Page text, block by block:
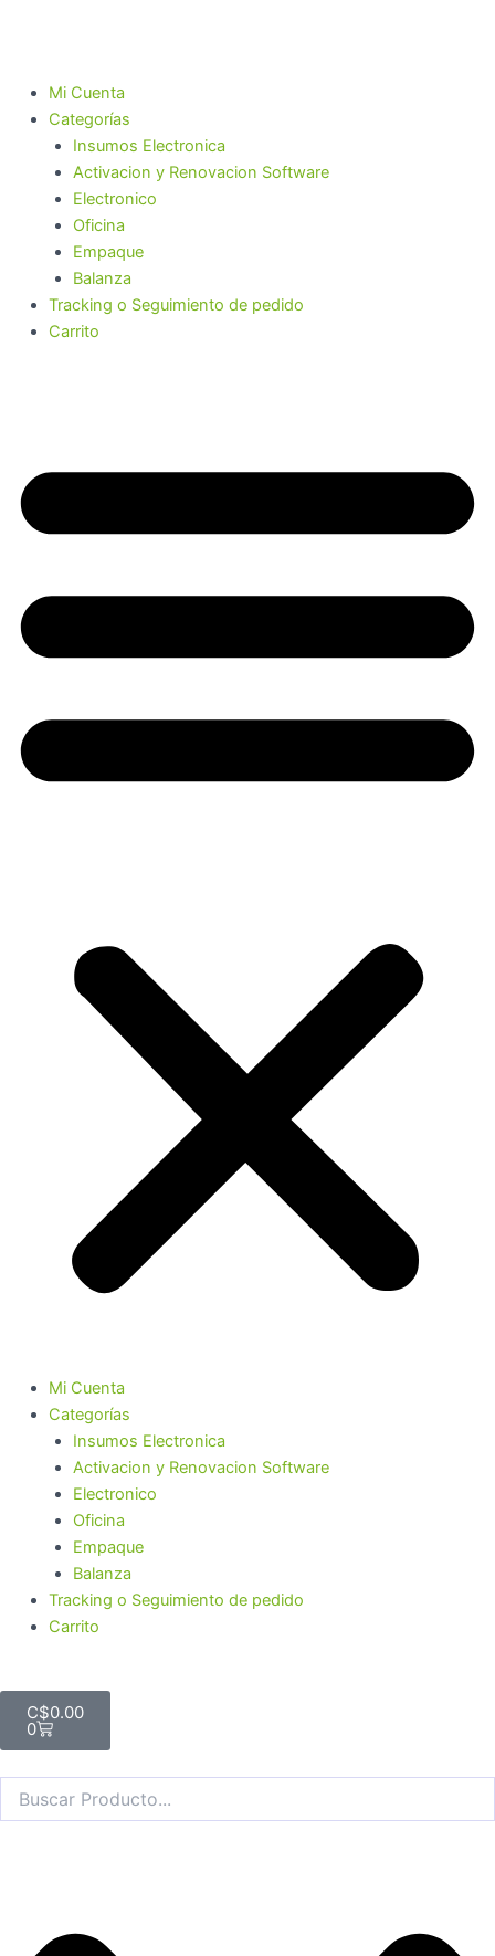
Mi Cuenta
Categorías
Insumos Electronica
Activacion y Renovacion Software
Electronico
Oficina
Empaque
Balanza
Tracking o Seguimiento de pedido
Carrito
Mi Cuenta
Categorías
Insumos Electronica
Activacion y Renovacion Software
Electronico
Oficina
Empaque
Balanza
Tracking o Seguimiento de pedido
Carrito
C$0.00
0
Cart